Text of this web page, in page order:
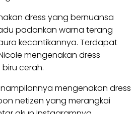
dress yang bernuansa
padankan warna terang
kecantikannya. Terdapat
mengenakan dress
cerah.
mengenakan dress
netizen yang merangkai